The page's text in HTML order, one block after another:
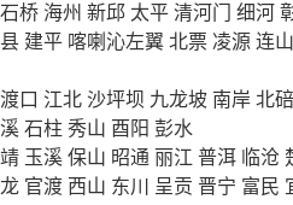
桥 海州 新邱 太平清河门 细河
建平 喀喇沁左翼北票 凌源连山
口 江北沙坪坝 九龙坡 南岸北碚
石柱 秀山 酉阳 彭水
玉溪保山 昭通丽江 普洱 临沧
官渡 西山 东川 呈贡 晋宁 富民